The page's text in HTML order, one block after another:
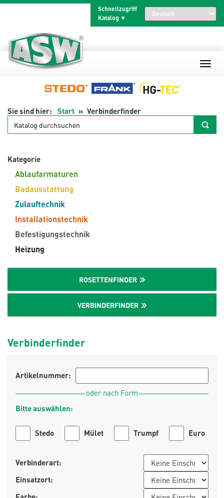
Schnellzugriff
Katalog
Start Verbinderfinder
Katalog
durchsuchen
Kategorie
Ablaufarmaturen
Badausstattung
Zulauftechnik
Installationstechnik
Befestigungstechnik
Heizung
ROSETTENFINDER
VERBINDERFINDER
Verbinderfinder
Artikelnummer:
oder nach Form
Bitte auswählen:
Stedo Mület Trumpf Euro
Verbinderart:
Einsatzort: